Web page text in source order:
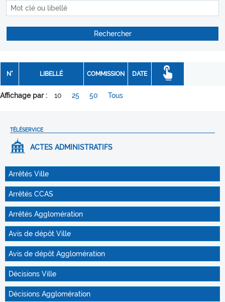
N° LIBELLÉ COMMISSION DATE
Affichage par : 10 25 50 Tous
TÉLÉSERVICE
ACTES ADMINISTRATIFS
Arrêtés Ville
Arrêtés CCAS
Arrêtés Agglomération
Avis de dépôt Ville
Avis de dépôt Agglomération
Décisions Ville
Décisions Agglomération